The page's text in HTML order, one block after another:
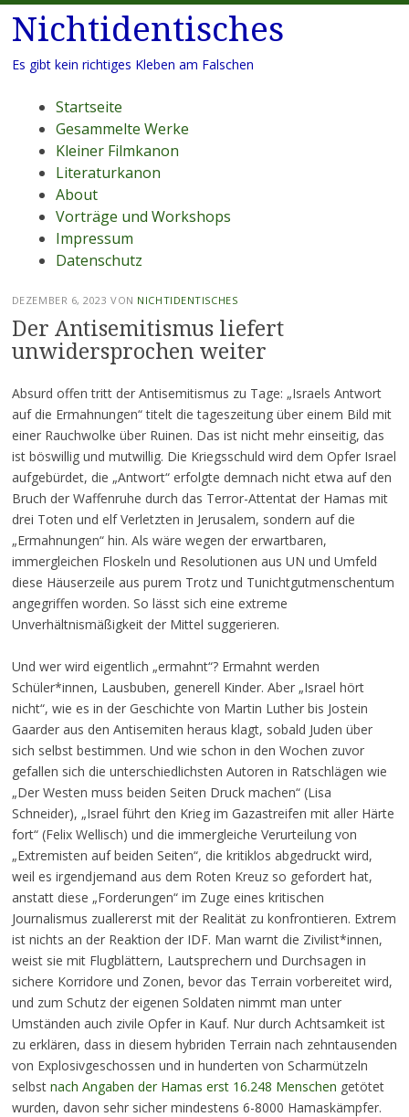
Nichtidentisches
Es gibt kein richtiges Kleben am Falschen
Menü
Zum
Inhalt
springen
Startseite
Gesammelte Werke
Kleiner Filmkanon
Literaturkanon
About
Vorträge und Workshops
Impressum
Datenschutz
DEZEMBER 6, 2023 VON NICHTIDENTISCHES
Der Antisemitismus liefert
unwidersprochen weiter
Absurd offen tritt der Antisemitismus zu Tage: „Israels Antwort
auf die Ermahnungen“ titelt die tageszeitung über einem Bild mit
einer Rauchwolke über Ruinen. Das ist nicht mehr einseitig, das
ist böswillig und mutwillig. Die Kriegsschuld wird dem Opfer Israel
aufgebürdet, die „Antwort“ erfolgte demnach nicht etwa auf den
Bruch der Waffenruhe durch das Terror-Attentat der Hamas mit
drei Toten und elf Verletzten in Jerusalem, sondern auf die
„Ermahnungen“ hin. Als wäre wegen der erwartbaren,
immergleichen Floskeln und Resolutionen aus UN und Umfeld
diese Häuserzeile aus purem Trotz und Tunichtgutmenschentum
angegriffen worden. So lässt sich eine extreme
Unverhältnismäßigkeit der Mittel suggerieren.
Und wer wird eigentlich „ermahnt“? Ermahnt werden
Schüler*innen, Lausbuben, generell Kinder. Aber „Israel hört
nicht“, wie es in der Geschichte von Martin Luther bis Jostein
Gaarder aus den Antisemiten heraus klagt, sobald Juden über
sich selbst bestimmen. Und wie schon in den Wochen zuvor
gefallen sich die unterschiedlichsten Autoren in Ratschlägen wie
„Der Westen muss beiden Seiten Druck machen“ (Lisa
Schneider), „Israel führt den Krieg im Gazastreifen mit aller Härte
fort“ (Felix Wellisch) und die immergleiche Verurteilung von
„Extremisten auf beiden Seiten“, die kritiklos abgedruckt wird,
weil es irgendjemand aus dem Roten Kreuz so gefordert hat,
anstatt diese „Forderungen“ im Zuge eines kritischen
Journalismus zuallererst mit der Realität zu konfrontieren. Extrem
ist nichts an der Reaktion der IDF. Man warnt die Zivilist*innen,
weist sie mit Flugblättern, Lautsprechern und Durchsagen in
sichere Korridore und Zonen, bevor das Terrain vorbereitet wird,
und zum Schutz der eigenen Soldaten nimmt man unter
Umständen auch zivile Opfer in Kauf. Nur durch Achtsamkeit ist
zu erklären, dass in diesem hybriden Terrain nach zehntausenden
von Explosivgeschossen und in hunderten von Scharmützeln
selbst nach Angaben der Hamas erst 16.248 Menschen getötet
wurden, davon sehr sicher mindestens 6-8000 Hamaskämpfer.